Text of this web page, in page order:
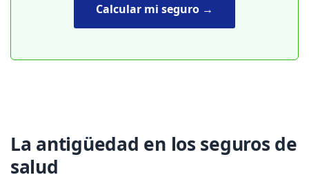
Calcular mi seguro →
La antigüedad en los seguros de
salud